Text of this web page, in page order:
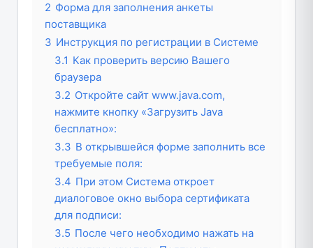
2 Форма для заполнения анкеты
поставщика
3 Инструкция по регистрации в Системе
3.1 Как проверить версию Вашего
браузера
3.2 Откройте сайт www.java.com,
нажмите кнопку «Загрузить Java
бесплатно»:
3.3 В открывшейся форме заполнить все
требуемые поля:
3.4 При этом Система откроет
диалоговое окно выбора сертификата
для подписи:
3.5 После чего необходимо нажать на